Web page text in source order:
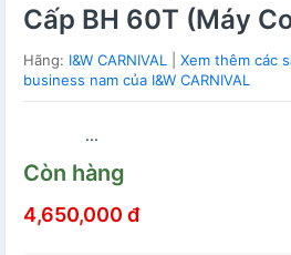
Cấp BH 60T (Máy
Hãng: I&W CARNIVAL
Xem thêm các
business nam của I&W CARNIVAL
...
Còn hàng
4,650,000 đ